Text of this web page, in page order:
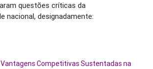
questões críticas da
nacional, designadamente:
Vantagens Competitivas Sustentadas na